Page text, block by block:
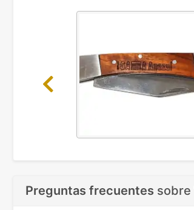
Previous
Preguntas frecuentes sobre